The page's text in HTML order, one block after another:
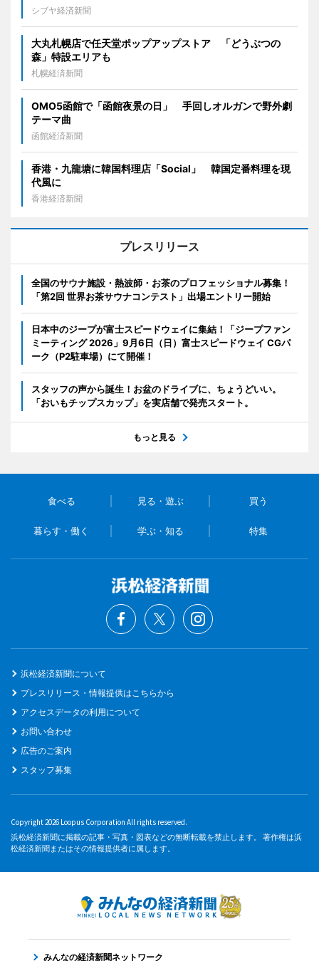
シブヤ経済新聞
大丸札幌店で任天堂ポップアップストア 「どうぶつの
森」特設エリアも
札幌経済新聞
OMO5函館で「函館夜景の日」 手回しオルガンで野外劇
テーマ曲
函館経済新聞
香港・九龍塘に韓国料理店「Social」 韓国定番料理を現
代風に
香港経済新聞
プレスリリース
全国のサウナ施設・熱波師・お茶のプロフェッショナル募集！
「第2回 世界お茶サウナコンテスト」出場エントリー開始
日本中のジープが富士スピードウェイに集結！「ジープファン
ミーティング 2026」9月6日（日）富士スピードウェイ CGパ
ーク（P2駐車場）にて開催！
スタッフの声から誕生！お盆のドライブに、ちょうどいい。
「おいもチップスカップ」を実店舗で発売スタート。
もっと見る
食べる 見る・遊ぶ 買う
暮らす・働く 学ぶ・知る 特集
浜松経済新聞について
プレスリリース・情報提供はこちらから
アクセスデータの利用について
お問い合わせ
広告のご案内
スタッフ募集
Copyright 2026 Loopus Corporation All rights reserved.
浜松経済新聞に掲載の記事・写真・図表などの無断転載を禁止します。 著作権は浜
松経済新聞またはその情報提供者に属します。
みんなの経済新聞ネットワーク